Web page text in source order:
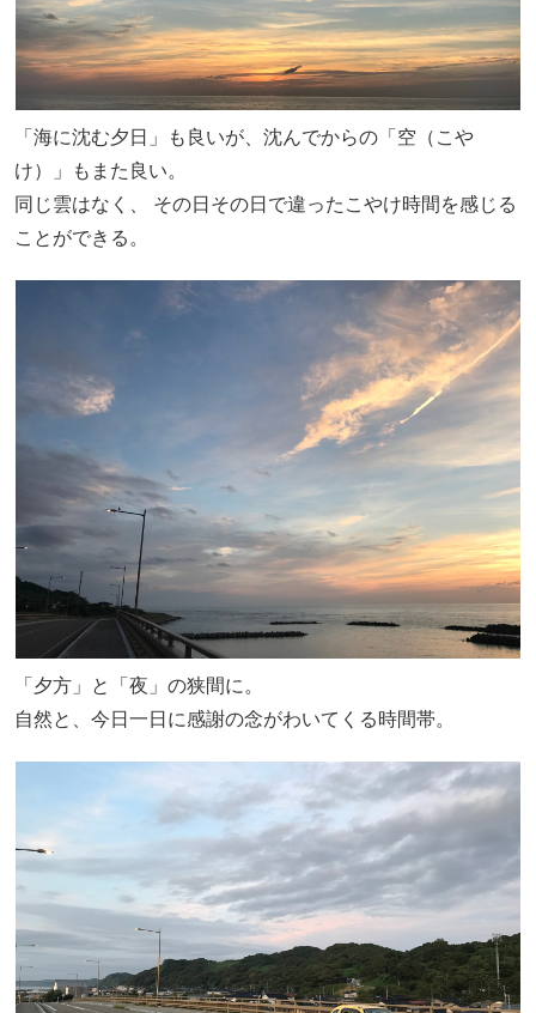
「海に沈む夕日」も良いが、沈んでからの「空（こや
け）」もまた良い。
同じ雲はなく、 その日その日で違ったこやけ時間を感じる
ことができる。
「夕方」と「夜」の狭間に。
自然と、今日一日に感謝の念がわいてくる時間帯。